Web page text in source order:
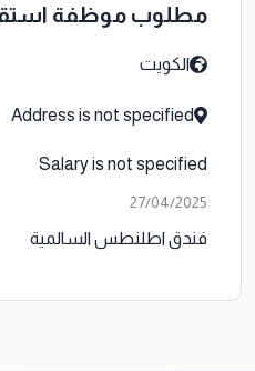
مطلوب موظفة
الكويت
Address is not specified
Salary is not specified
27/04/2025
فندق اطلنطس السالمية